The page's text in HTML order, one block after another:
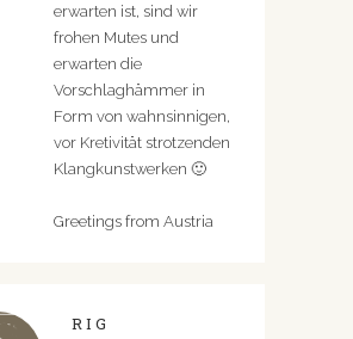
erwarten ist, sind wir
frohen Mutes und
erwarten die
Vorschlaghämmer in
Form von wahnsinnigen,
vor Kretivität strotzenden
Klangkunstwerken 🙂
Greetings from Austria
RIG